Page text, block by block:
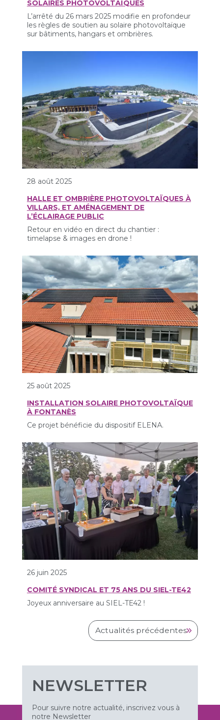
SOLAIRES PHOTOVOLTAÏQUES
L’arrêté du 26 mars 2025 modifie en profondeur
les règles de soutien au solaire photovoltaïque
sur bâtiments, hangars et ombrières.
28 août 2025
HALLE ET OMBRIÈRE PHOTOVOLTAÏQUES À
VILLARS, ET AMÉNAGEMENT DE
L’ÉCLAIRAGE PUBLIC
Retour en vidéo en direct du chantier :
timelapse & images en drone !
25 août 2025
INSTALLATION SOLAIRE PHOTOVOLTAÏQUE
À FONTANÈS
Ce projet bénéficie du dispositif ELENA.
26 juin 2025
COMITÉ SYNDICAL ET 75 ANS DU SIEL-TE42
Joyeux anniversaire au SIEL-TE42 !
Actualités précédentes
NEWSLETTER
Pour suivre notre actualité, inscrivez vous à
notre Newsletter